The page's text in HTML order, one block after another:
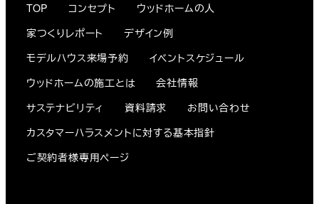
TOP コンセプト
ウッドホームの人
家つくりレポート
デザイン例
モデルハウス来場予約
イベントスケジュール
ウッドホームの施工とは
会社情報
サステナビリティ
資料請求
お問い合わせ
カスタマーハラスメントに対する基本指針
ご契約者様専用ページ